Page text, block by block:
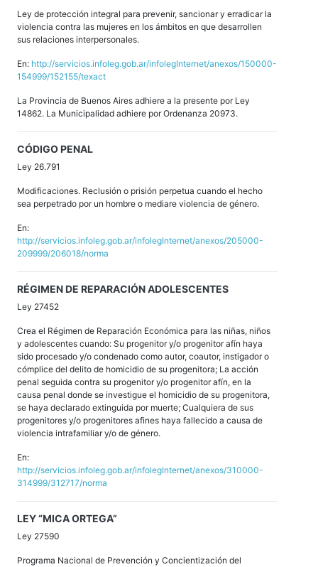
Ley de protección integral para prevenir, sancionar y erradicar la
violencia contra las mujeres en los ámbitos en que desarrollen
sus relaciones interpersonales.
En: http://servicios.infoleg.gob.ar/infolegInternet/anexos/150000-
154999/152155/texact
La Provincia de Buenos Aires adhiere a la presente por Ley
14862. La Municipalidad adhiere por Ordenanza 20973.
CÓDIGO PENAL
Ley 26.791
Modificaciones. Reclusión o prisión perpetua cuando el hecho
sea perpetrado por un hombre o mediare violencia de género.
En:
http://servicios.infoleg.gob.ar/infolegInternet/anexos/205000-
209999/206018/norma
RÉGIMEN DE REPARACIÓN ADOLESCENTES
Ley 27452
Crea el Régimen de Reparación Económica para las niñas, niños
y adolescentes cuando: Su progenitor y/o progenitor afín haya
sido procesado y/o condenado como autor, coautor, instigador o
cómplice del delito de homicidio de su progenitora; La acción
penal seguida contra su progenitor y/o progenitor afín, en la
causa penal donde se investigue el homicidio de su progenitora,
se haya declarado extinguida por muerte; Cualquiera de sus
progenitores y/o progenitores afines haya fallecido a causa de
violencia intrafamiliar y/o de género.
En:
http://servicios.infoleg.gob.ar/infolegInternet/anexos/310000-
314999/312717/norma
LEY “MICA ORTEGA”
Ley 27590
Programa Nacional de Prevención y Concientización del